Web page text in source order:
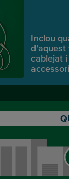
Inclou
cablejat